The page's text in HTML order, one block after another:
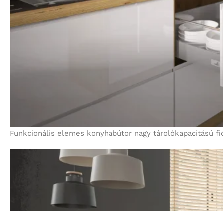
Funkcionális elemes konyhabútor nagy tárolókapacitású